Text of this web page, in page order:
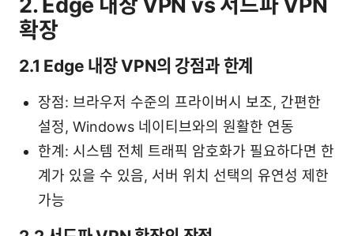
확장
2.1 Edge 내장 VPN의 강점과 한계
장점: 브라우저 수준의 프라이버시 보조, 간편한
설정, Windows 네이티브와의 원활한 연동
한계: 시스템 전체 트래픽 암호화가 필요하다면 한
계가 있을 수 있음, 서버 위치 선택의 유연성 제한
가능